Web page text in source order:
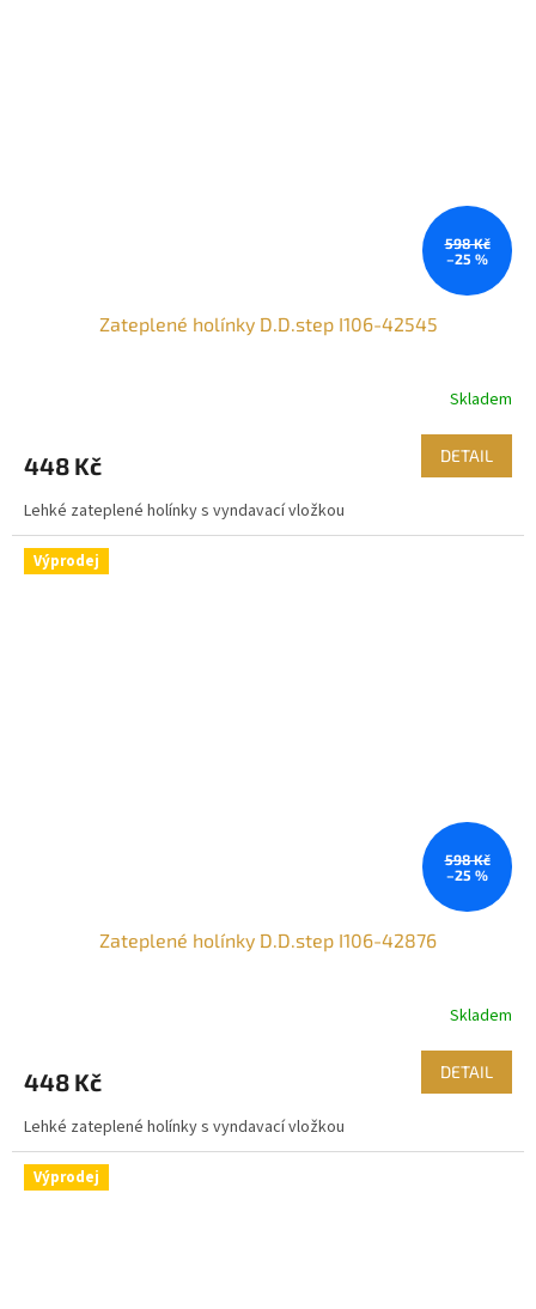
598 Kč
–25 %
Zateplené holínky D.D.step I106-42545
Skladem
448 Kč DETAIL
Lehké zateplené holínky s vyndavací vložkou
Výprodej
598 Kč
–25 %
Zateplené holínky D.D.step I106-42876
Skladem
448 Kč DETAIL
Lehké zateplené holínky s vyndavací vložkou
Výprodej